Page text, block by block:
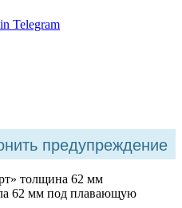
Telegram
предупреждение
толщина 62 мм
62 мм под плавающую